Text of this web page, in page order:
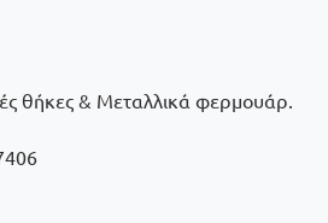
θήκες & Μεταλλικά φερμουάρ.